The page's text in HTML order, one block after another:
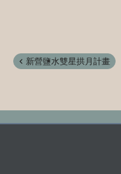
新營鹽水雙星拱月計畫